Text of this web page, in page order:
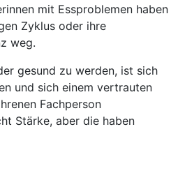
mit Essproblemen haben
Zyklus oder ihre
weg.
gesund zu werden, ist sich
und sich einem vertrauten
Fachperson
Stärke, aber die haben